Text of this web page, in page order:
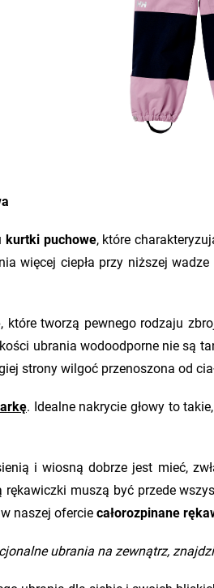
kurtki puchowe, które
więcej ciepła przy niższej
, które tworzą pewnego rodzaju
ubrania wodoodporne nie są
strony wilgoć przenoszona od
. Idealne nakrycie głowy to
i wiosną dobrze jest mieć,
rękawiczki muszą być przede
naszej ofercie całorozpinane
ubrania na zewnątrz,